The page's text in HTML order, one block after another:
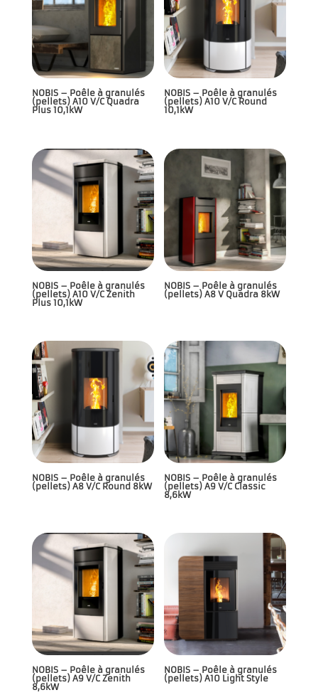
NOBIS – Poêle à granulés
(pellets) A10 V/C Quadra
Plus 10,1kW
NOBIS – Poêle à granulés
(pellets) A10 V/C Round
10,1kW
NOBIS – Poêle à granulés
(pellets) A10 V/C Zenith
Plus 10,1kW
NOBIS – Poêle à granulés
(pellets) A8 V Quadra 8kW
NOBIS – Poêle à granulés
(pellets) A8 V/C Round 8kW
NOBIS – Poêle à granulés
(pellets) A9 V/C Classic
8,6kW
NOBIS – Poêle à granulés
(pellets) A9 V/C Zenith
8,6kW
NOBIS – Poêle à granulés
(pellets) A10 Light Style